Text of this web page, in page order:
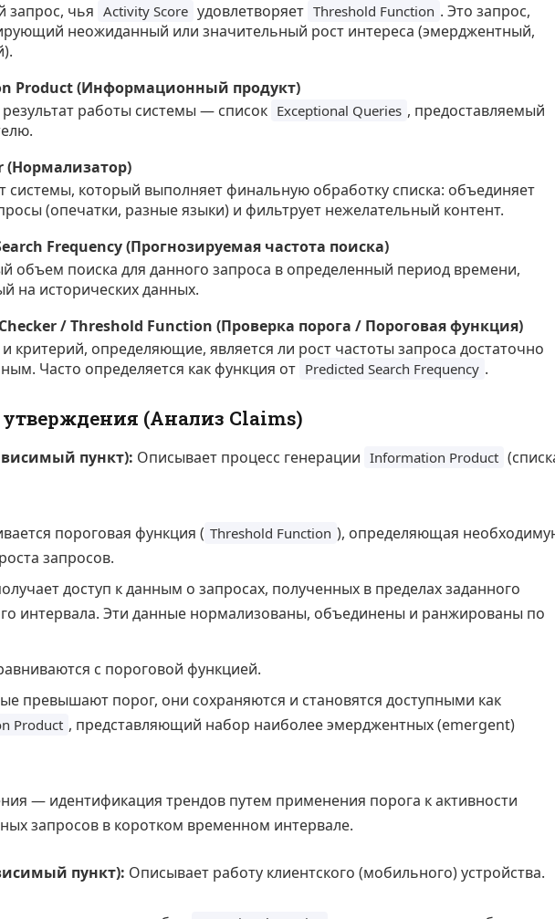
запрос, чья Activity Score удовлетворяет Threshold Function . Это запрос,
неожиданный или значительный рост интереса (эмерджентный,
Product (Информационный продукт)
работы системы — список Exceptional Queries , предоставляемый
(Нормализатор)
системы, который выполняет финальную обработку списка: объединяет
(опечатки, разные языки) и фильтрует нежелательный контент.
Frequency (Прогнозируемая частота поиска)
объем поиска для данного запроса в определенный период времени,
на исторических данных.
/ Threshold Function (Проверка порога / Пороговая функция)
критерий, определяющие, является ли рост частоты запроса достаточно
Часто определяется как функция от Predicted Search Frequency .
(Анализ Claims)
пункт): Описывает процесс генерации Information Product
пороговая функция ( Threshold Function ), определяющая
запросов.
доступ к данным о запросах, полученных в пределах заданного
интервала. Эти данные нормализованы, объединены и ранжированы по
с пороговой функцией.
превышают порог, они сохраняются и становятся доступными как
Product , представляющий набор наиболее эмерджентных (emergent)
— идентификация трендов путем применения порога к активности
запросов в коротком временном интервале.
пункт): Описывает работу клиентского (мобильного) устройства.